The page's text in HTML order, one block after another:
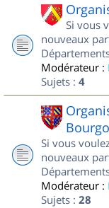
Si vous
nouveaux
Modérateur :
Sujets : 4
Si vous
nouveaux
Modérateur :
Sujets : 28